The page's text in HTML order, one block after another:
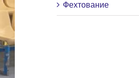
Фехтование